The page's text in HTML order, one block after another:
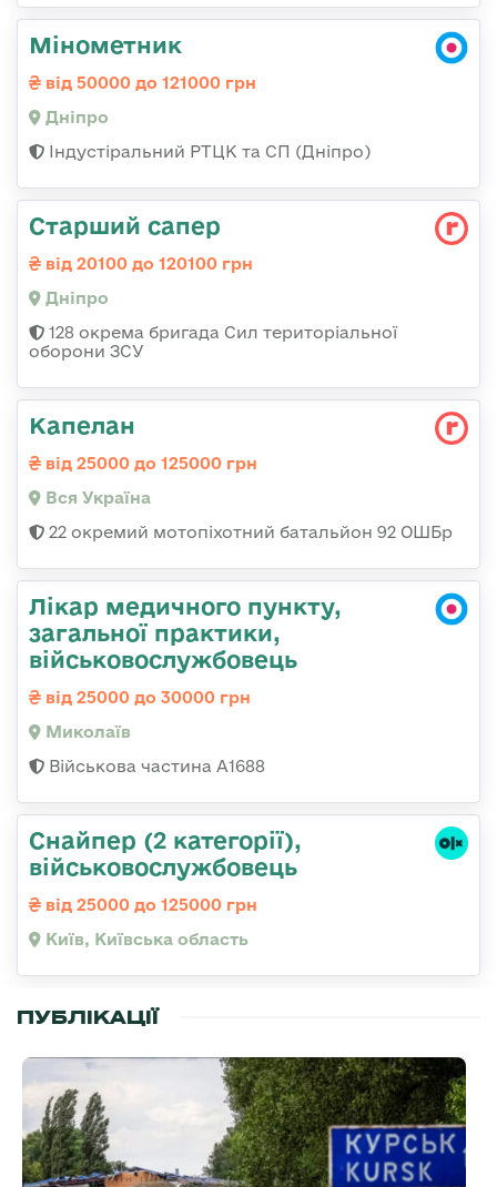
Мінометник
від 50000 до 121000 грн
Дніпро
Індустіральний РТЦК та СП (Дніпро)
Старший сапер
від 20100 до 120100 грн
Дніпро
128 окрема бригада Сил територіальної
оборони ЗСУ
Капелан
від 25000 до 125000 грн
Вся Україна
22 окремий мотопіхотний батальйон 92 ОШБр
Лікар медичного пункту,
загальної практики,
військовослужбовець
від 25000 до 30000 грн
Миколаїв
Військова частина А1688
Снайпер (2 категорії),
військовослужбовець
від 25000 до 125000 грн
Київ, Київська область
ПУБЛІКАЦІЇ